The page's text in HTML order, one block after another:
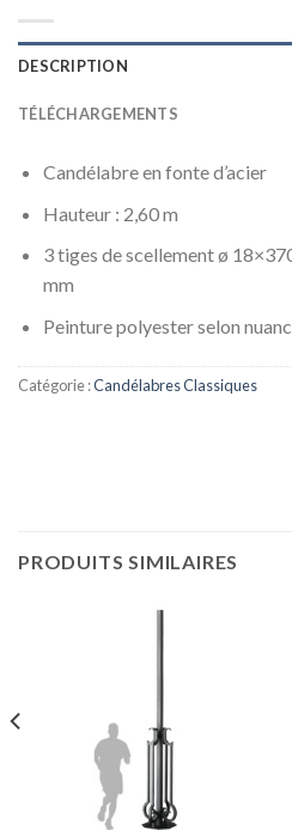
DESCRIPTION
TÉLÉCHARGEMENTS
Candélabre en fonte d’acier
Hauteur : 2,60 m
3 tiges de scellement ø
mm
Peinture polyester selon
Catégorie :Candélabres Classiques
PRODUITS SIMILAIRES